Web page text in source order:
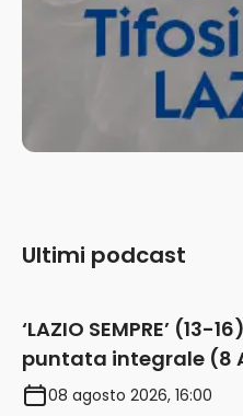
Ultimi podcast
‘LAZIO SEMPRE’ (13-
puntata integrale (8
08 agosto 2026, 16:00